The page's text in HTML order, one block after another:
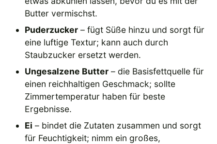
Butter vermischst.
Puderzucker – fügt Süße hinzu und sorgt für
eine luftige Textur; kann auch durch
Staubzucker ersetzt werden.
Ungesalzene Butter – die Basisfettquelle für
einen reichhaltigen Geschmack; sollte
Zimmertemperatur haben für beste
Ergebnisse.
Ei – bindet die Zutaten zusammen und sorgt
für Feuchtigkeit; nimm ein großes,